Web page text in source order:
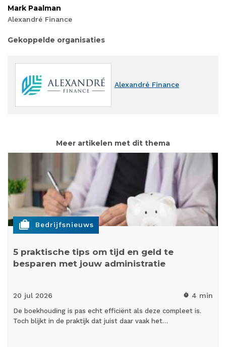
Mark Paalman
Alexandré Finance
Gekoppelde organisaties
Alexandré Finance
Meer artikelen met dit thema
cases Bedrijfsnieuws
5 praktische tips om tijd en geld te
besparen met jouw administratie
20 jul 2026 timer 4 min
De boekhouding is pas echt efficiënt als deze compleet is.
Toch blijkt in de praktijk dat juist daar vaak het…